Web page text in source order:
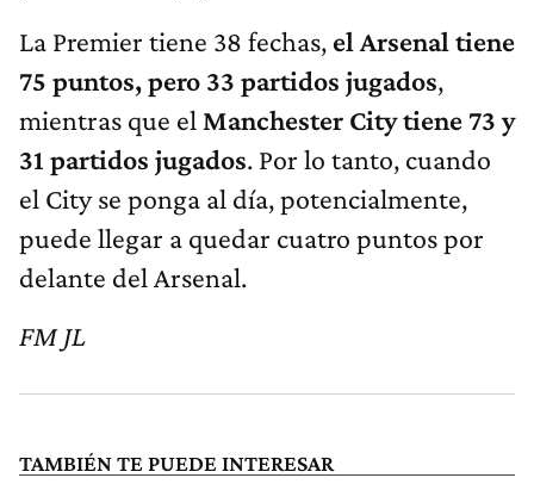
La Premier tiene 38 fechas, el Arsenal tiene
75 puntos, pero 33 partidos jugados,
mientras que el Manchester City tiene 73 y
31 partidos jugados. Por lo tanto, cuando
el City se ponga al día, potencialmente,
puede llegar a quedar cuatro puntos por
delante del Arsenal.
FM JL
TAMBIÉN TE PUEDE INTERESAR